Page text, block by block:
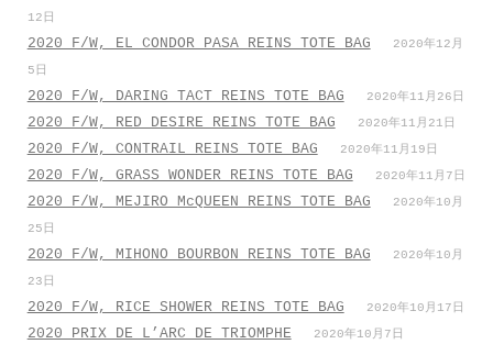
12日
2020 F/W, EL CONDOR PASA REINS TOTE BAG
2020年12月
5日
2020 F/W, DARING TACT REINS TOTE BAG 2020年11月26日
2020 F/W, RED DESIRE REINS TOTE BAG 2020年11月21日
2020 F/W, CONTRAIL REINS TOTE BAG 2020年11月19日
2020 F/W, GRASS WONDER REINS TOTE BAG 2020年11月7日
2020 F/W, MEJIRO McQUEEN REINS TOTE BAG
2020年10月
25日
2020 F/W, MIHONO BOURBON REINS TOTE BAG
2020年10月
23日
2020 F/W, RICE SHOWER REINS TOTE BAG 2020年10月17日
2020 PRIX DE L’ARC DE TRIOMPHE 2020年10月7日